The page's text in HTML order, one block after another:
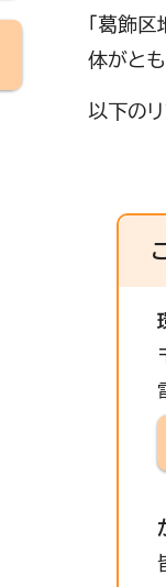
「葛飾
体がと
以下のリ